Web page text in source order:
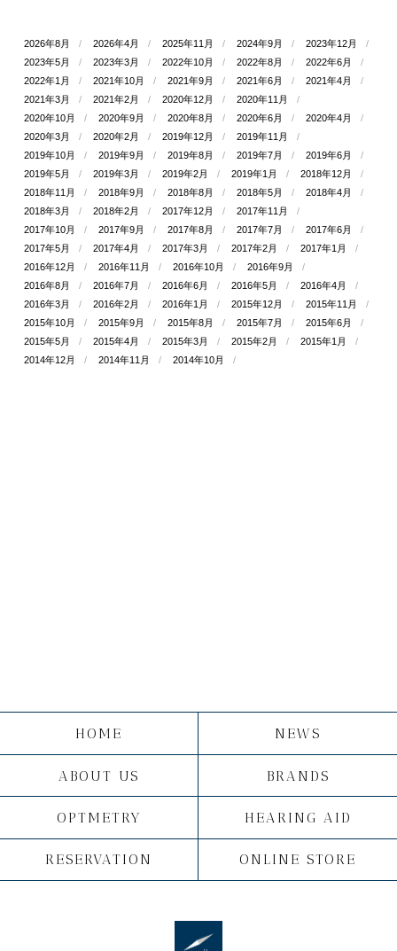
2026年8月 2026年4月 2025年11月 2024年9月
2023年12月
2023年5月
2023年3月 2022年10月 2022年8月
2022年6月
2022年1月
2021年10月 2021年9月 2021年6月
2021年4月
2021年3月
2021年2月 2020年12月
2020年11月
2020年10月
2020年9月 2020年8月 2020年6月
2020年4月
2020年3月
2020年2月 2019年12月
2019年11月
2019年10月
2019年9月 2019年8月 2019年7月
2019年6月
2019年5月
2019年3月 2019年2月 2019年1月
2018年12月
2018年11月
2018年9月 2018年8月 2018年5月
2018年4月
2018年3月
2018年2月 2017年12月
2017年11月
2017年10月
2017年9月 2017年8月 2017年7月
2017年6月
2017年5月
2017年4月 2017年3月 2017年2月
2017年1月
2016年12月
2016年11月 2016年10月
2016年9月
2016年8月
2016年7月 2016年6月 2016年5月
2016年4月
2016年3月
2016年2月 2016年1月 2015年12月
2015年11月
2015年10月
2015年9月 2015年8月 2015年7月
2015年6月
2015年5月
2015年4月 2015年3月 2015年2月
2015年1月
2014年12月
2014年11月 2014年10月
HOME NEWS
ABOUT US BRANDS
OPTMETRY HEARING AID
RESERVATION ONLINE STORE